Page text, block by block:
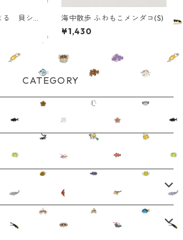
る 貝シ
海中散歩 ふわもこメンダコ(S)
¥1,430
CATEGORY
置き、器)